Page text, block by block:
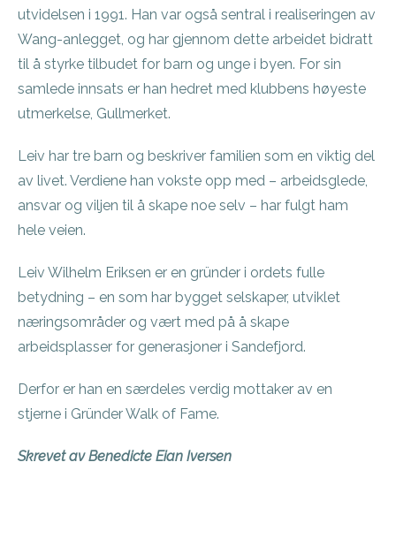
utvidelsen i 1991. Han var også sentral i realiseringen av
Wang-anlegget, og har gjennom dette arbeidet bidratt
til å styrke tilbudet for barn og unge i byen. For sin
samlede innsats er han hedret med klubbens høyeste
utmerkelse, Gullmerket.
Leiv har tre barn og beskriver familien som en viktig del
av livet. Verdiene han vokste opp med – arbeidsglede,
ansvar og viljen til å skape noe selv – har fulgt ham
hele veien.
Leiv Wilhelm Eriksen er en gründer i ordets fulle
betydning – en som har bygget selskaper, utviklet
næringsområder og vært med på å skape
arbeidsplasser for generasjoner i Sandefjord.
Derfor er han en særdeles verdig mottaker av en
stjerne i Gründer Walk of Fame.
Skrevet av Benedicte Eian Iversen